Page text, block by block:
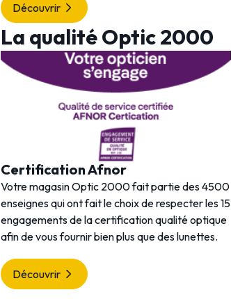
Découvrir
La qualité Optic 2000
Certification Afnor
Votre magasin Optic 2000 fait partie des 4500
enseignes qui ont fait le choix de respecter les 15
engagements de la certification qualité optique
afin de vous fournir bien plus que des lunettes.
Découvrir